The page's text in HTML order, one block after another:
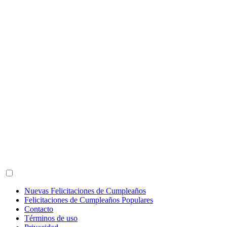
Nuevas Felicitaciones de Cumpleaños
Felicitaciones de Cumpleaños Populares
Contacto
Términos de uso